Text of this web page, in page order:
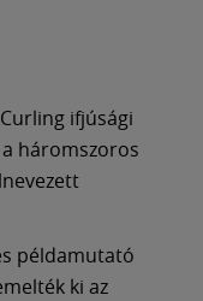
ifjúsági
háromszoros
példamutató
ki az